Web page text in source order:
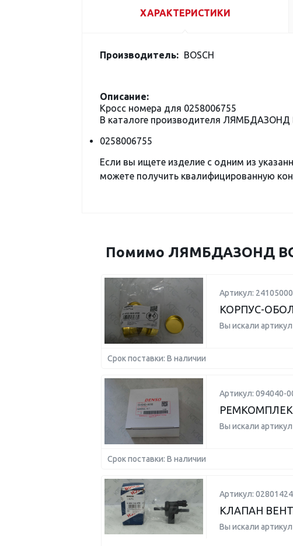
ХАРАКТЕРИСТИКИ
Производитель: BOSCH
Описание:
Кросс номера для 0258006755
В каталоге производителя ЛЯМБДАЗОНД
0258006755
Если вы ищете изделие с одним из
можете получить квалифицированную
Помимо ЛЯМБДАЗОНД
Артикул:
КОРПУС-
Вы искали артикул
Срок поставки: В наличии
Артикул: 094040-
Вы искали артикул
Срок поставки: В наличии
Артикул:
КЛАПАН
Вы искали артикул